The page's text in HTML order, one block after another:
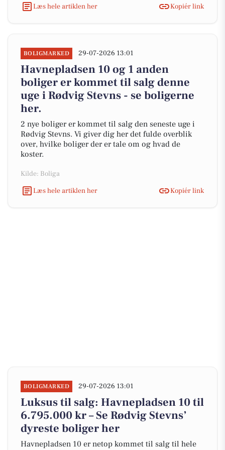
Læs hele artiklen her Kopiér link
BOLIGMARKED 29-07-2026 13:01
Havnepladsen 10 og 1 anden
boliger er kommet til salg denne
uge i Rødvig Stevns - se boligerne
her.
2 nye boliger er kommet til salg den seneste uge i
Rødvig Stevns. Vi giver dig her det fulde overblik
over, hvilke boliger der er tale om og hvad de
koster.
Kilde: Boliga
Læs hele artiklen her
Kopiér link
BOLIGMARKED 29-07-2026 13:01
Luksus til salg: Havnepladsen 10 til
6.795.000 kr – Se Rødvig Stevns’
dyreste boliger her
Havnepladsen 10 er netop kommet til salg til hele